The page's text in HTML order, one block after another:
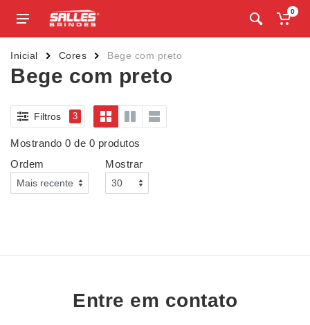
0
Inicial Cores Bege com preto
Bege com preto
Filtros 3
Mostrando 0 de 0 produtos
Ordem
Mostrar
Entre em contato